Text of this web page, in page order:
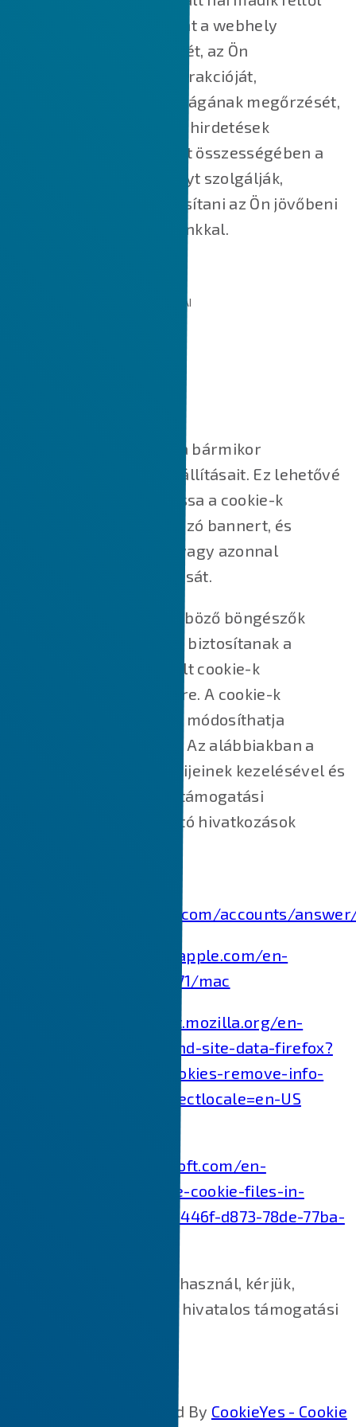
származó cookie-k főként a webhely
működésének megértését, az Ön
webhelyünkkel való interakcióját,
szolgáltatásaink biztonságának megőrzését,
az Ön számára releváns hirdetések
megjelenítését, valamint összességében a
jobb felhasználói élményt szolgálják,
valamint segítik felgyorsítani az Ön jövőbeni
interakcióit a weboldalunkkal.
AZ ÁLTALUNK HASZNÁLT SÜTIK TÍPUSAI
A fenti gombra kattintva bármikor
módosíthatja cookie-beállításait. Ez lehetővé
teszi, hogy újra megnyissa a cookie-k
hozzájárulását tartalmazó bannert, és
módosítsa beállításait, vagy azonnal
visszavonja hozzájárulását.
Ezen túlmenően a különböző böngészők
különböző módszereket biztosítanak a
webhelyek által használt cookie-k
blokkolására és törlésére. A cookie-k
letiltásához/törléséhez módosíthatja
böngészője beállításait. Az alábbiakban a
főbb webböngészők sütijeinek kezelésével és
törlésével kapcsolatos támogatási
dokumentumokra mutató hivatkozások
https://support.google.com/accounts/
https://support.apple.com/en-
in/guide/safari/sfri11471/mac
https://support.mozilla.org/en-
US/kb/clear-cookies-and-site-data-firefox?
redirectslug=delete-cookies-remove-info-
websites-stored&redirectlocale=en-US
https://support.microsoft.com/en-
us/topic/how-to-delete-cookie-files-in-
internet-explorer-bca9446f-d873-78de-77ba-
Ha más webböngészőt használ, kérjük,
keresse fel böngészője hivatalos támogatási
Cookie Policy Generated By CookieYes - Cookie